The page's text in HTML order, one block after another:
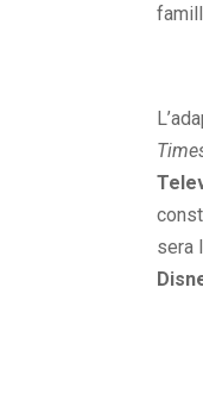
sera